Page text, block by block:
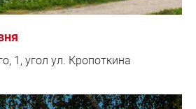
1, угол ул. Кропоткина